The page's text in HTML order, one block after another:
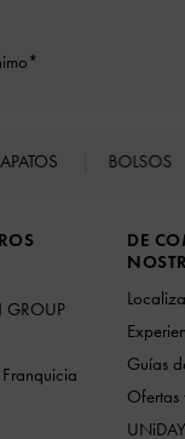
BOLSOS
GROUP
DE
Guías
Ofertas